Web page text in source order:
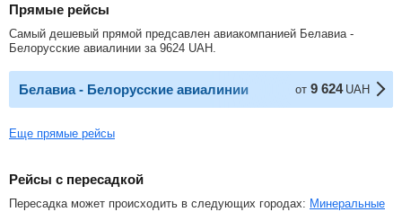
Прямые рейсы
Самый дешевый прямой предсавлен авиакомпанией Белавиа -
Белорусские авиалинии за 9624 UAH
Белавиа - Белорусские авиалинии от 9 624 UAH
Еще прямые рейсы
Рейсы с пересадкой
Пересадка может происходить в следующих городах: Минеральные